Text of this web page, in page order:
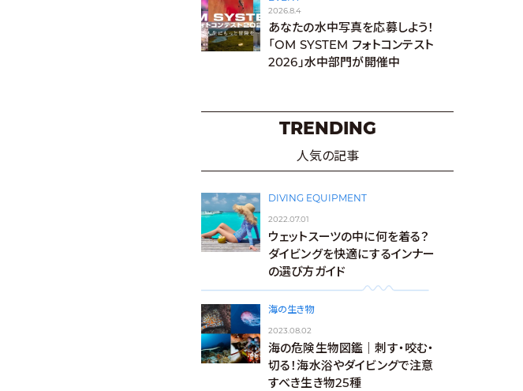
2026.8.4
あなたの水中写真を応募しよう！
「OM SYSTEM フォトコンテスト
2026」水中部門が開催中
TRENDING
人気の記事
DIVING EQUIPMENT
2022.07.01
ウェットスーツの中に何を着る？
ダイビングを快適にするインナー
の選び方ガイド
海の生き物
2023.08.02
海の危険生物図鑑｜刺す・咬む・
切る！海水浴やダイビングで注意
すべき生き物25種